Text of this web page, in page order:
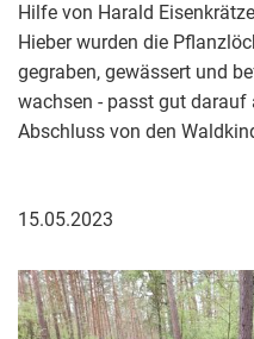
Hilfe von Harald
Hieber wurden die
gegraben, gewässert und
wachsen - passt gut darauf
Abschluss von den
15.05.2023